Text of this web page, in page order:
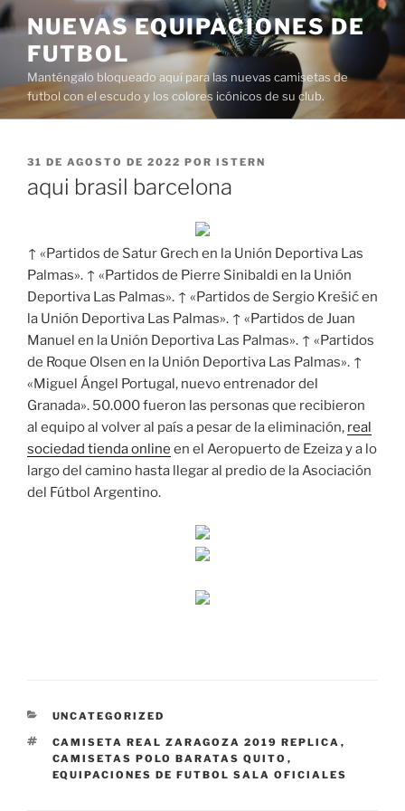
Saltar
al
contenido
NUEVAS EQUIPACIONES DE
FUTBOL
Manténgalo bloqueado aquí para las nuevas camisetas de
futbol con el escudo y los colores icónicos de su club.
PUBLICADO
31 DE AGOSTO DE 2022 POR ISTERN
aqui brasil barcelona
↑ «Partidos de Satur Grech en la Unión Deportiva Las
Palmas». ↑ «Partidos de Pierre Sinibaldi en la Unión
Deportiva Las Palmas». ↑ «Partidos de Sergio Krešić en
la Unión Deportiva Las Palmas». ↑ «Partidos de Juan
Manuel en la Unión Deportiva Las Palmas». ↑ «Partidos
de Roque Olsen en la Unión Deportiva Las Palmas». ↑
«Miguel Ángel Portugal, nuevo entrenador del
Granada». 50.000 fueron las personas que recibieron
al equipo al volver al país a pesar de la eliminación, real
sociedad tienda online en el Aeropuerto de Ezeiza y a lo
largo del camino hasta llegar al predio de la Asociación
del Fútbol Argentino.
CATEGORÍAS
UNCATEGORIZED
ETIQUETAS
CAMISETA REAL ZARAGOZA 2019 REPLICA ,
CAMISETAS POLO BARATAS QUITO ,
EQUIPACIONES DE FUTBOL SALA OFICIALES